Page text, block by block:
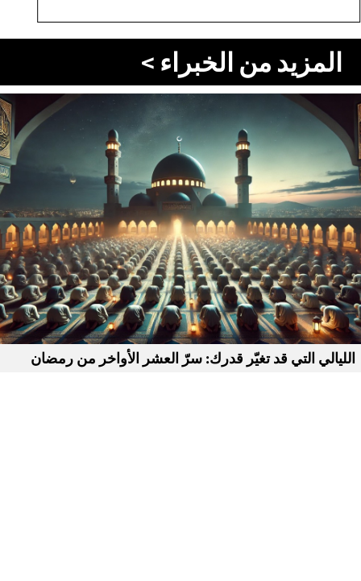
المزيد من الخبراء >
الليالي التي قد تغيّر قدرك: سرّ العشر الأواخر من رمضان